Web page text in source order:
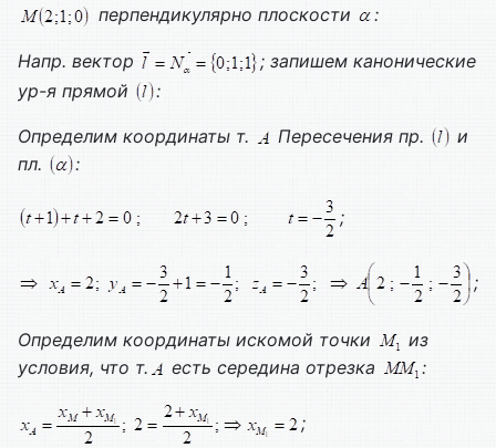
перпендикулярно плоскости
:
Напр. вектор
; запишем канонические
ур-я прямой
:
Определим координаты т. Пересечения пр.
и
пл.
:
;
;
Определим координаты искомой точки
из
условия, что т.
есть середина отрезка :
;